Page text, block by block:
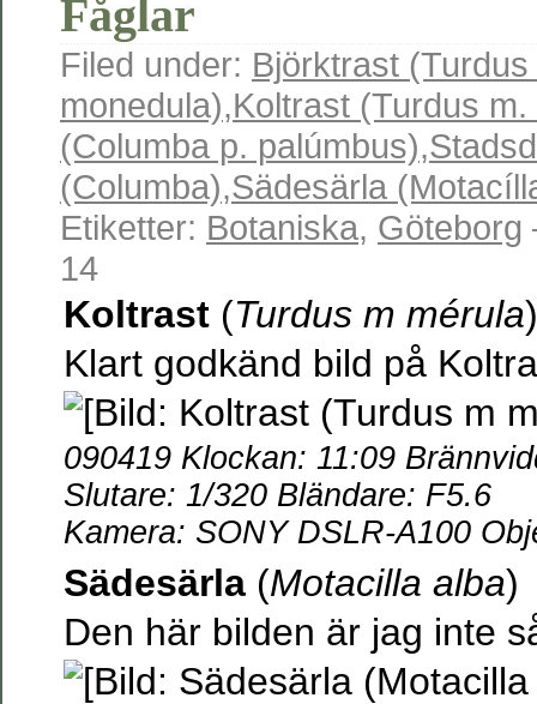
Fåglar
Filed under: Björktrast
monedula),Koltrast (Turdus
(Columba p. palúmbus),
(Columba),Sädesärla
Etiketter: Botaniska, Göteborg
14
Koltrast (Turdus m mérula
Klart godkänd bild på
090419 Klockan: 11:09
Slutare: 1/320 Bländare: F5.6
Kamera: SONY DSLR-A100
Sädesärla (Motacilla alba)
Den här bilden är jag inte